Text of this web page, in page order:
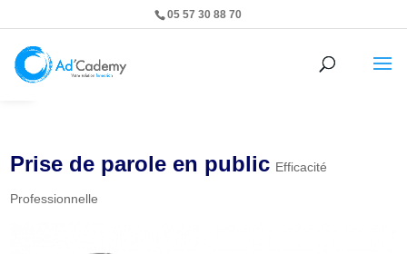
Ouvrir la barre d’outils
05 57 30 88 70
Prise de parole en public Efficacité
Professionnelle